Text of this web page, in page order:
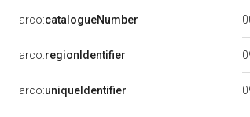
arco:catalogueNumber
arco:regionIdentifier
arco:uniqueIdentifier